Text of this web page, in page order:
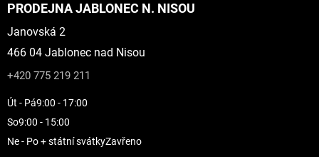
PRODEJNA JABLONEC N. NISOU
Janovská 2
466 04 Jablonec nad Nisou
+420 775 219 211
Út - Pá9:00 - 17:00
So9:00 - 15:00
Ne - Po + státní svátkyZavřeno